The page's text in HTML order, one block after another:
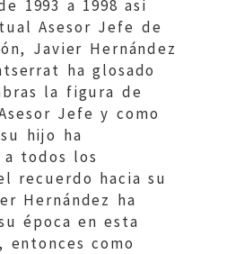
1993 a 1998 así
Asesor Jefe de
Javier Hernández
ha glosado
la figura de
Jefe y como
hijo ha
a todos los
recuerdo hacia su
Hernández ha
época en esta
como